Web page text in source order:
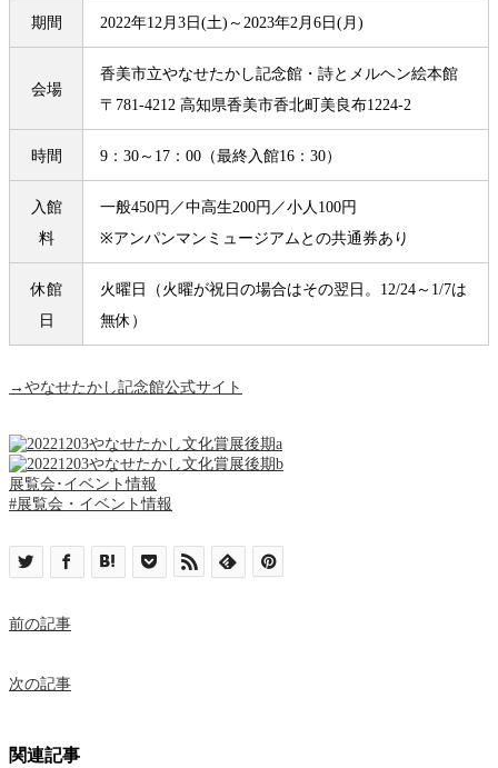
期間 2022年12月3日(土)～2023年2月6日(月)
会場
香美市立やなせたかし記念館・詩とメルヘン絵本館
〒781-4212 高知県香美市香北町美良布1224-2
時間 9：30～17：00（最終入館16：30）
入館
料
一般450円／中高生200円／小人100円
※アンパンマンミュージアムとの共通券あり
休館
日
火曜日（火曜が祝日の場合はその翌日。12/24～1/7は
無休）
→やなせたかし記念館公式サイト
展覧会･イベント情報
#展覧会・イベント情報
前の記事
次の記事
関連記事